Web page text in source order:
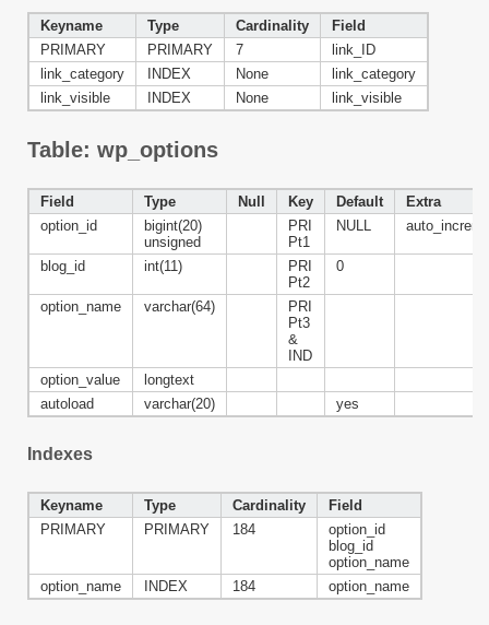
Keyname Type Cardinality
Field
PRIMARY
PRIMARY 7
link_ID
link_category
INDEX None
link_category
link_visible
INDEX None link_visible
Table: wp_options
Field Type Null Key Default
Extra
option_id
bigint(20)
unsigned
PRI
Pt1
NULL
blog_id int(11)
PRI
Pt2
0
option_name varchar(64)
PRI
Pt3
&
IND
option_value
longtext
autoload
varchar(20) yes
Indexes
Keyname Type Cardinality
Field
PRIMARY
PRIMARY 184
option_id
blog_id
option_name
option_name
INDEX 184 option_name